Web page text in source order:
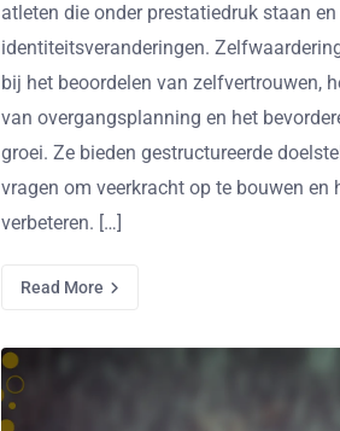
atleten die onder prestatiedruk staan
identiteitsveranderingen.
bij het beoordelen van zelfvertrouwen,
van overgangsplanning en het
groei. Ze bieden gestructureerde
vragen om veerkracht op te bouwen en
verbeteren. […]
Read More